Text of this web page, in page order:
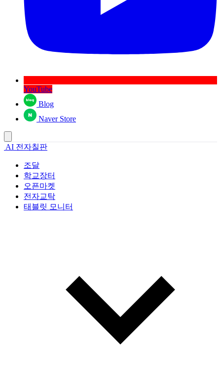
YouTube
Blog
Naver Store
AI 전자칠판
조달
학교장터
오픈마켓
전자교탁
태블릿 모니터